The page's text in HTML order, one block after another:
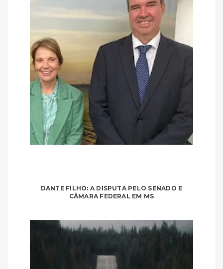
DANTE FILHO: A DISPUTA PELO SENADO E
CÂMARA FEDERAL EM MS